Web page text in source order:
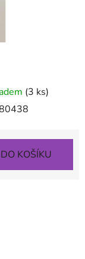
(3 ks)
DO KOŠÍKU